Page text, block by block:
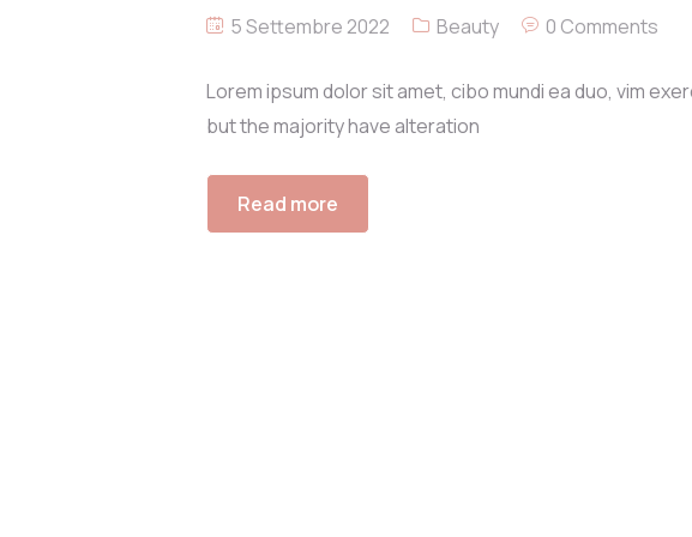
5 Settembre 2022 Beauty 0 Comments
Lorem ipsum dolor sit amet, cibo mundi ea duo, vim
but the majority have alteration
Read more